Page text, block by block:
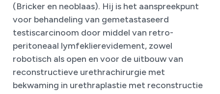
(Bricker en neoblaas). Hij is het aanspreekpunt
voor behandeling van gemetastaseerd
testiscarcinoom door middel van retro-
peritoneaal lymfeklierevidement, zowel
robotisch als open en voor de uitbouw van
reconstructieve urethrachirurgie met
bekwaming in urethraplastie met reconstructie